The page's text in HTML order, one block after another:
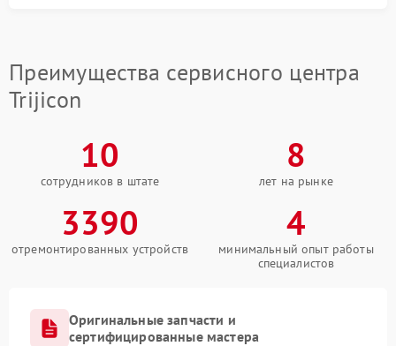
Преимущества сервисного центра
Trijicon
10
сотрудников в штате
8
лет на рынке
3390
отремонтированных устройств
4
минимальный опыт работы
специалистов
Оригинальные запчасти и
сертифицированные мастера